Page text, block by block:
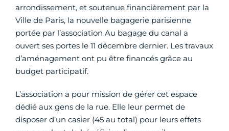
arrondissement, et soutenue financièrement par la
Ville de Paris, la nouvelle bagagerie parisienne
portée par l’association Au bagage du canal a
ouvert ses portes le 11 décembre dernier. Les travaux
d’aménagement ont pu être financés grâce au
budget participatif.
L’association a pour mission de gérer cet espace
dédié aux gens de la rue. Elle leur permet de
disposer d’un casier (45 au total) pour leurs effets